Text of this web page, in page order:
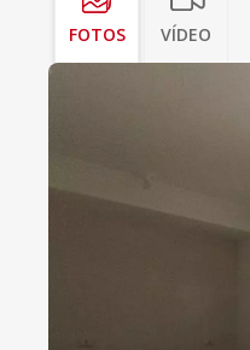
FOTOS VÍDEO